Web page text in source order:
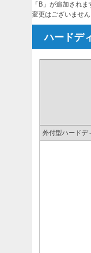
「B」が追加され
変更はございません
ハードデ
外付型ハードデ